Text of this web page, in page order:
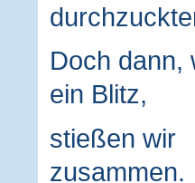
Doch dann,
ein Blitz,
stießen wir
zusammen.